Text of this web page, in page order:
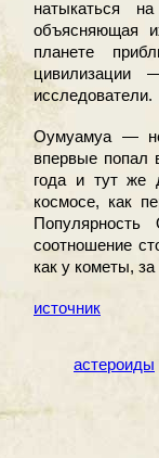
натыкаться
объясняющая
планете
цивилизации
исследователи.
Оумуамуа —
впервые попал
года и тут же
космосе, как
соотношение
как у кометы,
источник
астероиды